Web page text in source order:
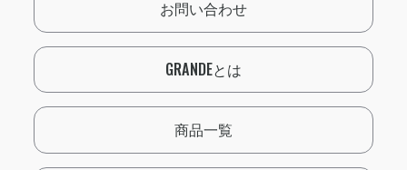
お問い合わせ
GRANDEとは
商品一覧